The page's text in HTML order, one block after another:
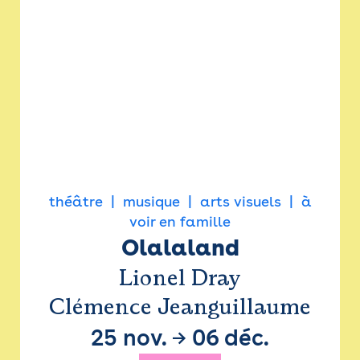
théâtre musique arts visuels
à
voir en famille
Olalaland
Lionel Dray
Clémence Jeanguillaume
25 nov. → 06 déc.